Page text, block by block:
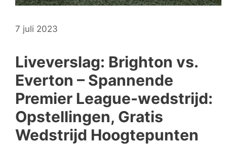
7 juli 2023
Liveverslag: Brighton vs.
Everton – Spannende
Premier League-wedstrijd:
Opstellingen, Gratis
Wedstrijd Hoogtepunten